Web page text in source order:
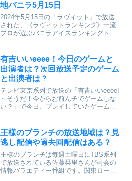
地バニラ5月15日
2024年5月15日の「ラヴィット」で放送
された、《ラヴィットランキング》一流
プロが選ぶバニラアイスランキングトッ
バニラアイスばかりなので、参考にして
もらえると嬉しいです。
有吉いいeeee！今日のゲームと
出演者は？次回放送予定のゲーム
と出演者は？
テレビ東京系列で放送の「有吉いいeeee!
～そうだ！今からお前んチでゲームしな
い？」で今日、プレイしていたゲームと
王様のブランチの放送地域は？見
逃し配信や過去回配信はある？
王様のブランチは毎週土曜日にTBS系列
で放送されている佐藤栞里さんが司会の
情報バラエティー番組です。関東ローカ